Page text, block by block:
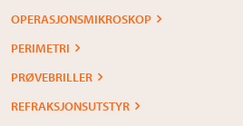
OPERASJONSMIKROSKOP
PERIMETRI
PRØVEBRILLER
REFRAKSJONSUTSTYR